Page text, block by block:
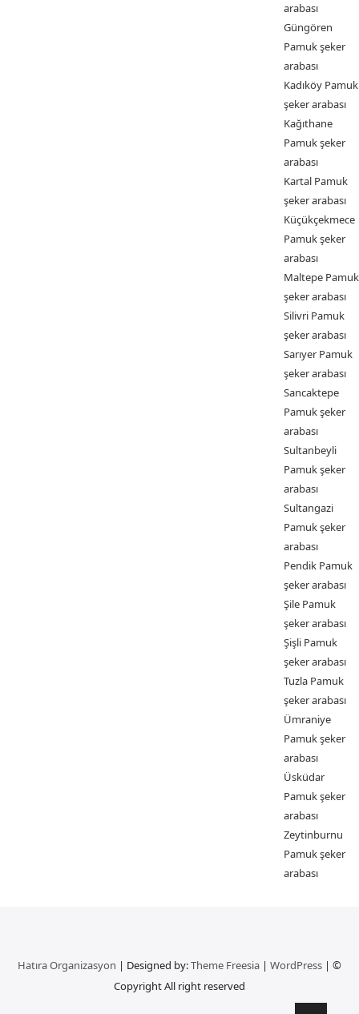
arabası
Güngören
Pamuk şeker
arabası
Kadıköy Pamuk
şeker arabası
Kağıthane
Pamuk şeker
arabası
Kartal Pamuk
şeker arabası
Küçükçekmece
Pamuk şeker
arabası
Maltepe Pamuk
şeker arabası
Silivri Pamuk
şeker arabası
Sarıyer Pamuk
şeker arabası
Sancaktepe
Pamuk şeker
arabası
Sultanbeyli
Pamuk şeker
arabası
Sultangazi
Pamuk şeker
arabası
Pendik Pamuk
şeker arabası
Şile Pamuk
şeker arabası
Şişli Pamuk
şeker arabası
Tuzla Pamuk
şeker arabası
Ümraniye
Pamuk şeker
arabası
Üsküdar
Pamuk şeker
arabası
Zeytinburnu
Pamuk şeker
arabası
Hatıra Organizasyon | Designed by:Theme Freesia | WordPress | ©
Copyright All right reserved